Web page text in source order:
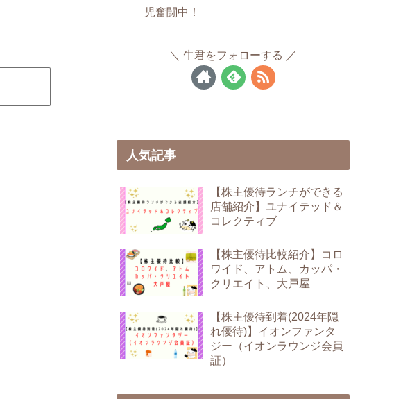
児奮闘中！
牛君をフォローする
人気記事
【株主優待ランチができる
店舗紹介】ユナイテッド＆
コレクティブ
【株主優待比較紹介】コロ
ワイド、アトム、カッパ・
クリエイト、大戸屋
【株主優待到着(2024年隠
れ優待)】イオンファンタ
ジー（イオンラウンジ会員
証）